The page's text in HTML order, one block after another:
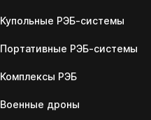
Купольные РЭБ-системы
Портативные РЭБ-системы
Комплексы РЭБ
Военные дроны